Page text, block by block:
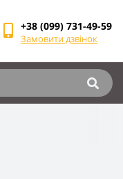
+38 (099) 731-49-59
Замовити дзвінок